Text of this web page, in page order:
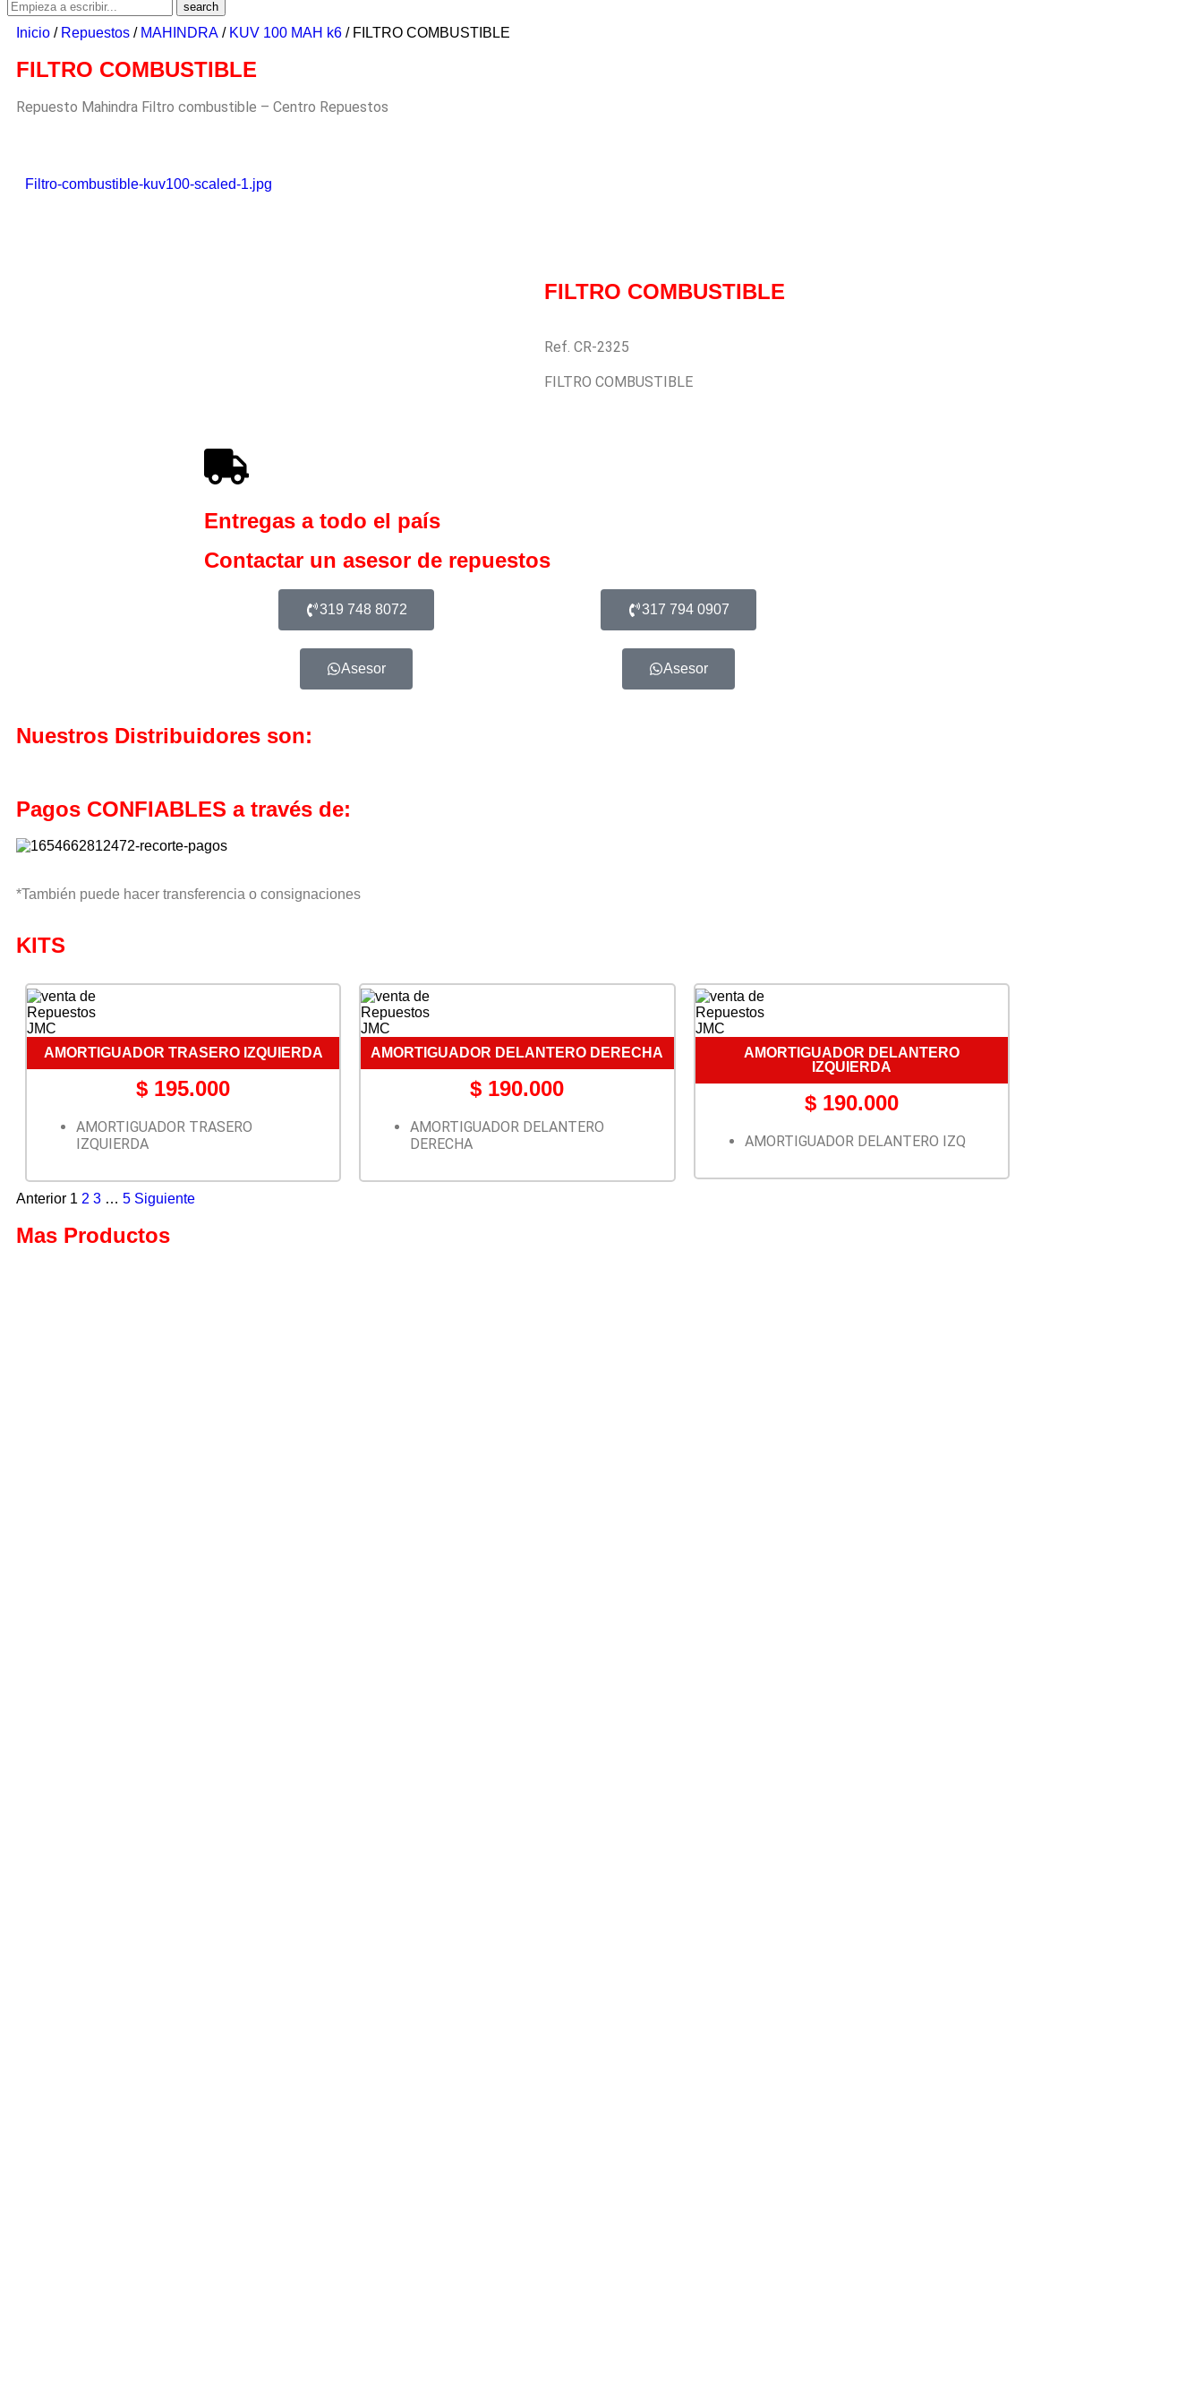
Inicio / Repuestos / MAHINDRA / KUV 100 MAH k6 / FILTRO COMBUSTIBLE
FILTRO COMBUSTIBLE
Repuesto Mahindra Filtro combustible – Centro Repuestos
Filtro-combustible-kuv100-scaled-1.jpg
FILTRO COMBUSTIBLE
Ref. CR-2325
FILTRO COMBUSTIBLE
Entregas a todo el país
Contactar un asesor de repuestos
319 748 8072
Asesor
317 794 0907
Asesor
Nuestros Distribuidores son:
Pagos CONFIABLES a través de:
*También puede hacer transferencia o consignaciones
KITS
AMORTIGUADOR TRASERO IZQUIERDA
$ 195.000
AMORTIGUADOR TRASERO
IZQUIERDA
AMORTIGUADOR DELANTERO DERECHA
$ 190.000
AMORTIGUADOR DELANTERO
DERECHA
AMORTIGUADOR DELANTERO
IZQUIERDA
$190.000
AMORTIGUADOR DELANTERO IZQ
Anterior 1 2 3 … 5 Siguiente
Mas Productos